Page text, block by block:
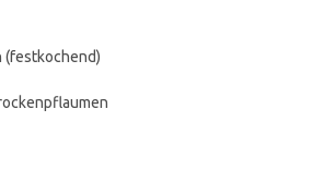
(festkochend)